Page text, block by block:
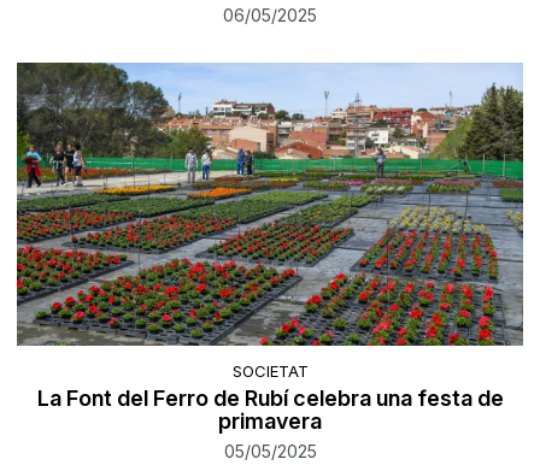
06/05/2025
SOCIETAT
La Font del Ferro de Rubí celebra una festa de
primavera
05/05/2025